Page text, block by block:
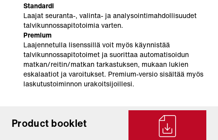
Standardi
Laajat seuranta-, valinta- ja analysointimahdollisuudet
talvikunnossapitotoimia varten.
Premium
Laajennetulla lisenssillä voit myös käynnistää
talvikunnossapitotoimet ja suorittaa automatisoidun
matkan/reitin/matkan tarkastuksen, mukaan lukien
eskalaatiot ja varoitukset. Premium-versio sisältää myös
laskutustoiminnon urakoitsijoillesi.
Product booklet